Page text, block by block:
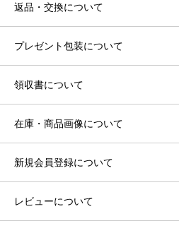
返品・交換について
プレゼント包装について
領収書について
在庫・商品画像について
新規会員登録について
レビューについて